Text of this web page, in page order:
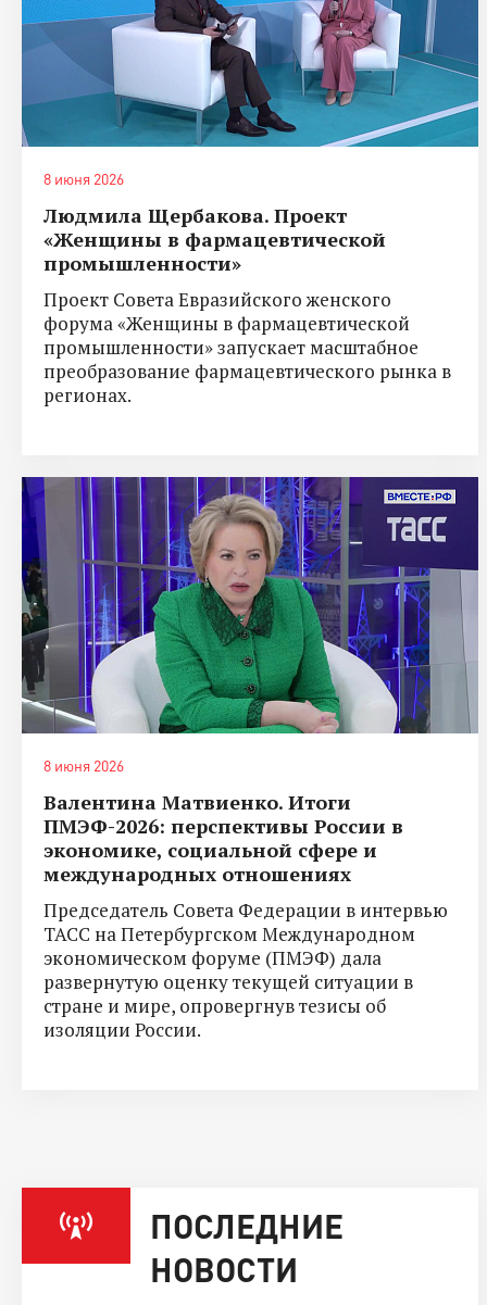
8 июня 2026
Людмила Щербакова. Проект
«Женщины в фармацевтической
промышленности»
Проект Совета Евразийского женского
форума «Женщины в фармацевтической
промышленности» запускает масштабное
преобразование фармацевтического рынка в
регионах.
8 июня 2026
Валентина Матвиенко. Итоги
ПМЭФ-2026: перспективы России в
экономике, социальной сфере и
международных отношениях
Председатель Совета Федерации в интервью
ТАСС на Петербургском Международном
экономическом форуме (ПМЭФ) дала
развернутую оценку текущей ситуации в
стране и мире, опровергнув тезисы об
изоляции России.
ПОСЛЕДНИЕ
НОВОСТИ